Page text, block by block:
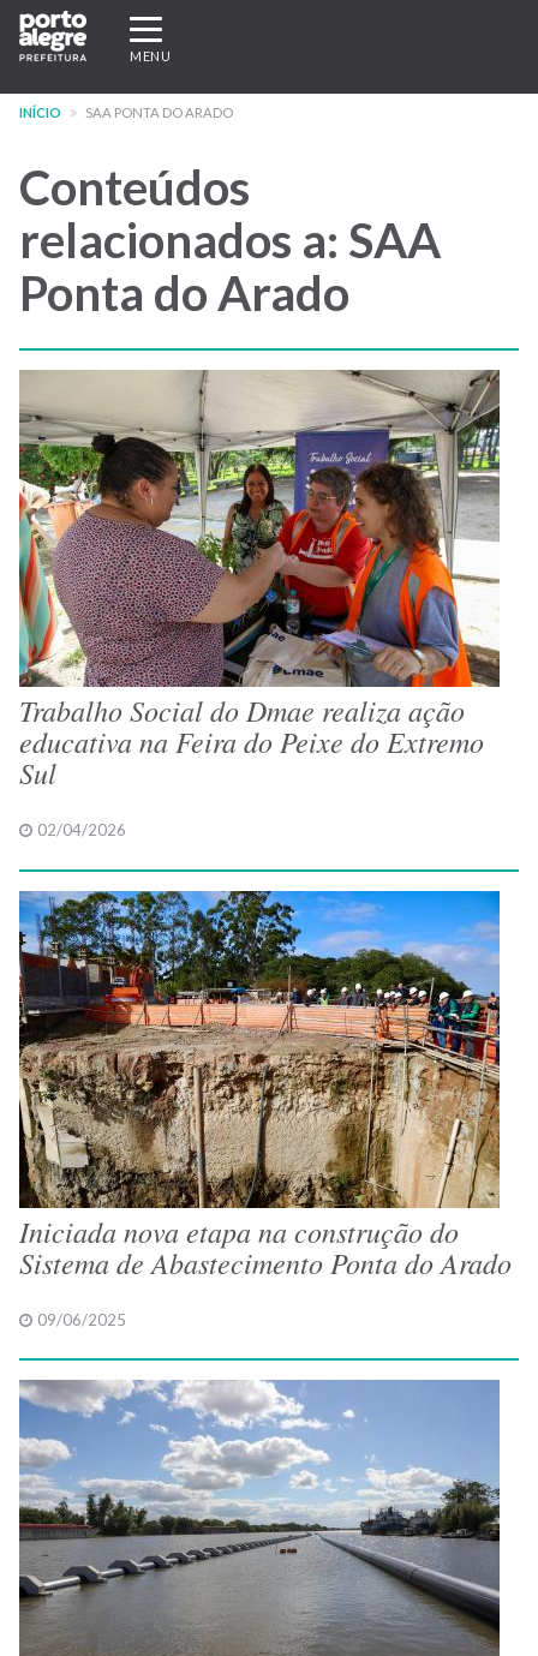
Pular
para
conteúdo
Expandir/recolher
navegação
MENU
INÍCIO SAA PONTA DO ARADO
Conteúdos
relacionados a: SAA
Ponta do Arado
Trabalho Social do Dmae realiza ação
educativa na Feira do Peixe do Extremo
Sul
02/04/2026
Iniciada nova etapa na construção do
Sistema de Abastecimento Ponta do Arado
09/06/2025